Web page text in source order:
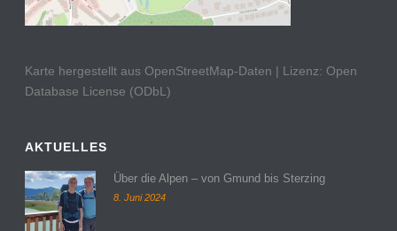
Karte hergestellt aus OpenStreetMap-Daten | Lizenz: Open
Database License (ODbL)
AKTUELLES
Über die Alpen – von Gmund bis Sterzing
8. Juni 2024